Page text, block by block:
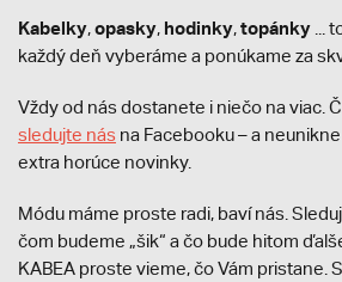
Kabelky,opasky, hodinky,topánky ...
každý deň vyberáme a ponúkame za
Vždy od nás dostanete i niečo na viac.
sledujte nás na Facebooku – a
extra horúce novinky.
Módu máme proste radi, baví nás.
čom budeme „šik“ a čo bude hitom
KABEA proste vieme, čo Vám pristane.